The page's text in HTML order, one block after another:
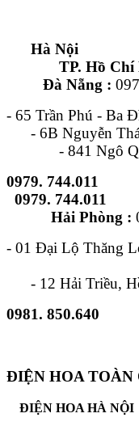
TP.
Đà Nẵng :
- 65 Trần
- 6B Nguyễn
- 841 Ngô
0979. 744.011
0979. 744.011
Hải Phòng :
- 01 Đại Lộ
- 12 Hải Triều,
0981. 850.640
ĐIỆN HOA TOÀN
ĐIỆN HOA HÀ NỘI